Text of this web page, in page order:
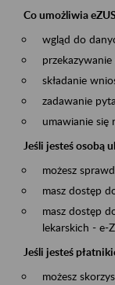
Co umożliwia eZUS
wgląd do
składanie
zadawanie
umawianie się
Jeśli jesteś osobą
możesz
masz dostęp
masz dostęp
lekarskich - e-
Jeśli jesteś
możesz